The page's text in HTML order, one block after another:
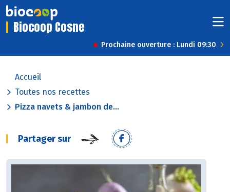
Biocoop Cosne
Prochaine ouverture : Lundi 09:30
Accueil
Toutes nos recettes
Pizza navets & jambon de...
Partager sur